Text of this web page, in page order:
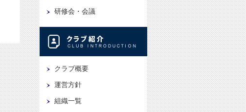
研修会・会議
クラブ概要
運営方針
組織一覧